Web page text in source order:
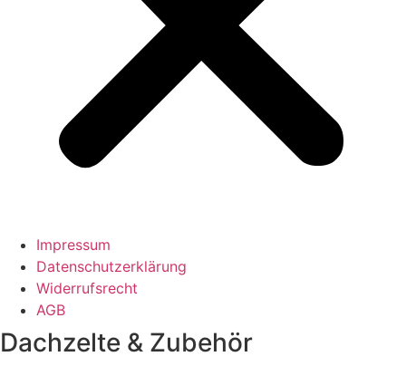
Impressum
Datenschutzerklärung
Widerrufsrecht
AGB
Dachzelte & Zubehör